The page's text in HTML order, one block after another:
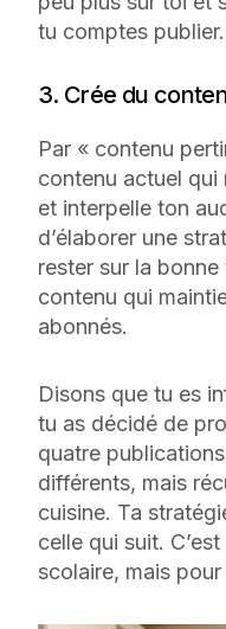
tu comptes publier.
3. Crée du
Par « contenu
contenu actuel qui
et interpelle ton
d’élaborer une
rester sur la
contenu qui
abonnés.
Disons que tu es
tu as décidé de
quatre
différents, mais
cuisine. Ta
celle qui suit.
scolaire, mais